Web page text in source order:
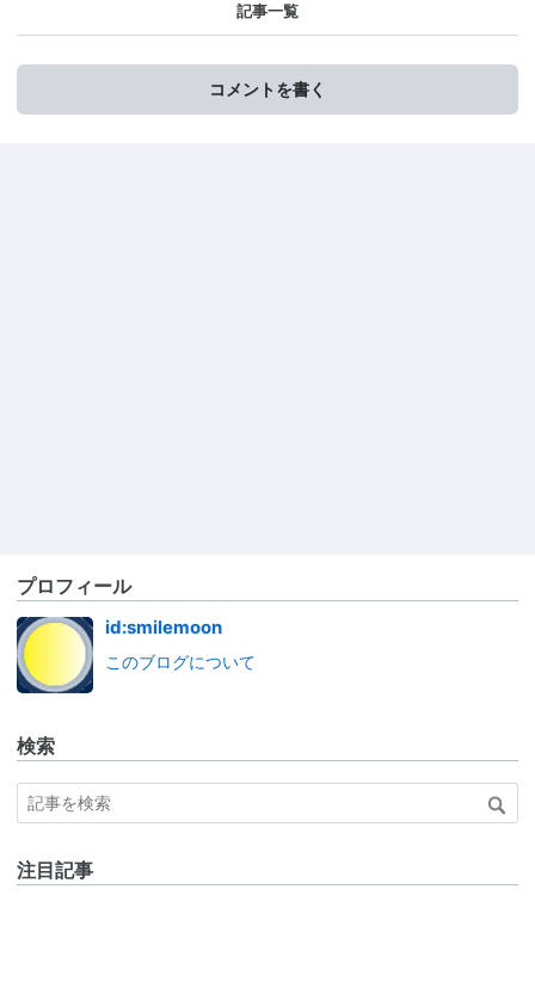
記事一覧
コメントを書く
プロフィール
id:smilemoon
このブログについて
検索
注目記事